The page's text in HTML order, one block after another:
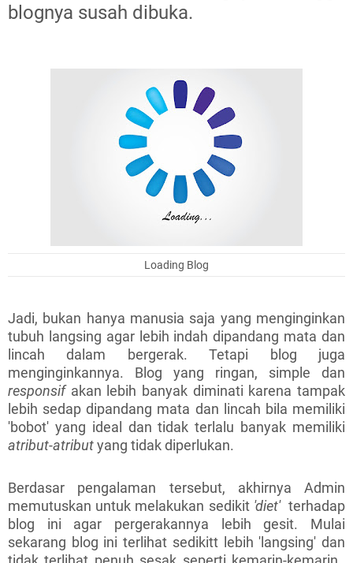
blognya susah dibuka.
Loading Blog
Jadi, bukan hanya manusia saja yang menginginkan
tubuh langsing agar lebih indah dipandang mata dan
lincah dalam bergerak. Tetapi blog juga
menginginkannya. Blog yang ringan, simple dan
responsifakan lebih banyak diminati karena tampak
lebih sedap dipandang mata dan lincah bila memiliki
'bobot' yang ideal dan tidak terlalu banyak memiliki
atribut-atributyang tidak diperlukan.
Berdasar pengalaman tersebut, akhirnya Admin
memutuskan untuk melakukan sedikit 'diet'terhadap
blog ini agar pergerakannya lebih gesit. Mulai
sekarang blog ini terlihat sedikitt lebih 'langsing' dan